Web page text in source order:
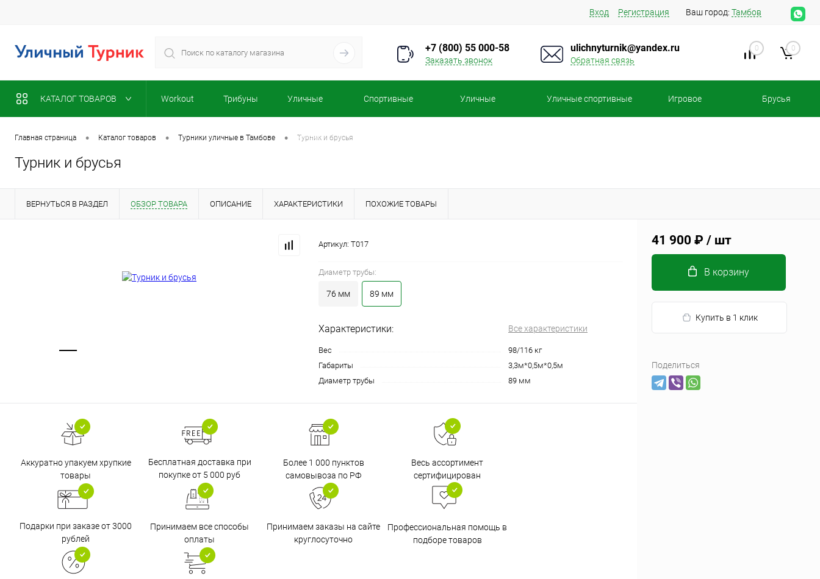
Вход Регистрация Ваш город: Тамбов
+7 (800) 55 000-58
Заказать звонок
ulichnyturnik@yandex.ru
Обратная связь
0 0
КАТАЛОГ ТОВАРОВ Workout Трибуны Уличные
турники
Спортивные Уличные Уличные спортивные Игровое Брусья
Главная страница • Каталог товаров • Турники уличные в Тамбове • Турник и брусья
Турник и брусья
ВЕРНУТЬСЯ В РАЗДЕЛ ОБЗОР ТОВАРА ОПИСАНИЕ ХАРАКТЕРИСТИКИ ПОХОЖИЕ ТОВАРЫ
Артикул: Т017
Диаметр трубы:
76 мм 89 мм
Характеристики: Все характеристики
Вес
98/116 кг
Габариты
3,3м*0,5м*0,5м
Диаметр трубы
89 мм
Аккуратно упакуем хрупкие
товары
Бесплатная доставка при
покупке от 5 000 руб
Более 1 000 пунктов
самовывоза по РФ
Весь ассортимент
сертифицирован
Подарки при заказе от 3000
рублей
Принимаем все способы
оплаты
Принимаем заказы на сайте
круглосуточно
Профессиональная помощь в
подборе товаров
41 900 ₽ / шт
В корзину
Купить в 1 клик
Поделиться